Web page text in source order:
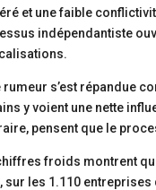
et une faible
indépendantiste
rumeur s’est répandue
y voient une nette
pensent que le
froids montrent
sur les 1.110 entreprises